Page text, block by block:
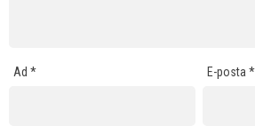
Ad * E-posta*